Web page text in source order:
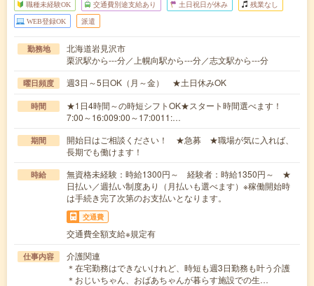
職種未経験OK 交通費別途支給あり 土日祝日が休み 残業なし
WEB登録OK 派遣
勤務地
北海道岩見沢市
栗沢駅から---分／上幌向駅から---分／志文駅から---分
曜日頻度 週3日～5日OK（月～金） ★土日休みOK
時間
★1日4時間～の時短シフトOK★スタート時間選べます！
7:00～16:009:00～17:0011:…
期間
開始日はご相談ください！ ★急募 ★職場が気に入れば、
長期でも働けます！
時給
無資格未経験：時給1300円～ 経験者：時給1350円～ ★
日払い／週払い制度あり（月払いも選べます）※稼働開始時
は手続き完了次第のお支払いとなります。
交通費
交通費全額支給※規定有
仕事内容
介護関連
＊在宅勤務はできないけれど、時短も週3日勤務も叶う介護
＊おじいちゃん、おばあちゃんが暮らす施設での生…